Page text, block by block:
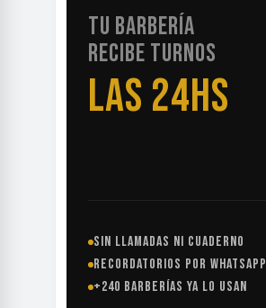
TU BARBERÍA
RECIBE TURNOS
LAS 24HS
SIN LLAMADAS NI CUADERNO
RECORDATORIOS POR WHATSAPP
+240 BARBERÍAS YA LO USAN